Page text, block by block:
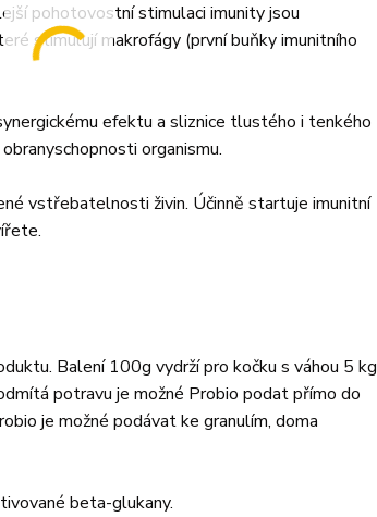
pohotovostní stimulaci imunity jsou
stimulují makrofágy (první buňky imunitního
efektu a sliznice tlustého i tenkého
organismu.
vstřebatelnosti živin. Účinně startuje imunitní
Balení 100g vydrží pro kočku s váhou 5 kg
potravu je možné Probio podat přímo do
je možné podávat ke granulím, doma
beta-glukany.